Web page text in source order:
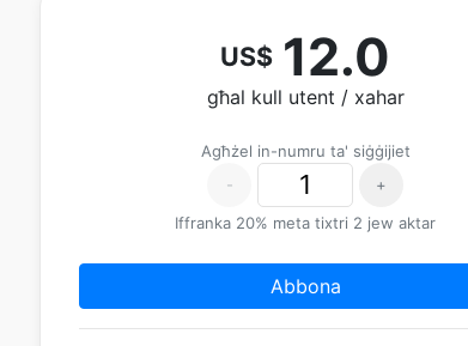
US$ 12.0
għal kull utent / xahar
Agħżel in-numru ta' siġġijiet
-
+
Iffranka 20% meta tixtri 2 jew aktar
Abbona